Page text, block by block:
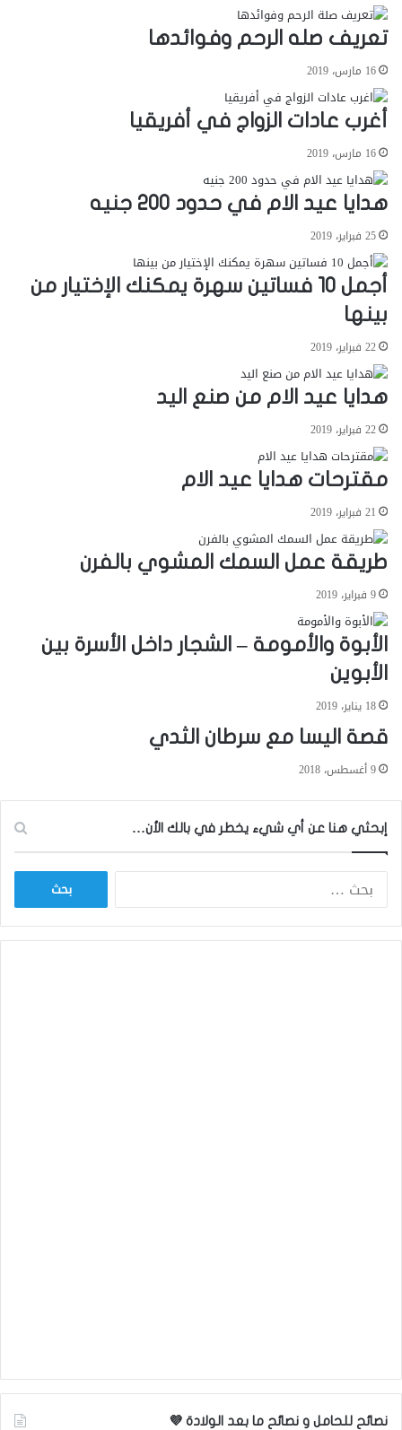
تعريف صله الرحم وفوائدها
16 مارس، 2019
أغرب عادات الزواج في أفريقيا
16 مارس، 2019
هدايا عيد الام في حدود 200 جنيه
25 فبراير، 2019
أجمل 10 فساتين سهرة يمكنك الإختيار من
بينها
22 فبراير، 2019
هدايا عيد الام من صنع اليد
22 فبراير، 2019
مقترحات هدايا عيد الام
21 فبراير، 2019
طريقة عمل السمك المشوي بالفرن
9 فبراير، 2019
الأبوة والأمومة – الشجار داخل الأسرة بين
الأبوين
18 يناير، 2019
قصة اليسا مع سرطان الثدي
9 أغسطس، 2018
إبحثي هنا عن أي شيء يخطر في بالك الأن…
ح
نصائح للحامل و نصائح ما بعد الولادة 💜